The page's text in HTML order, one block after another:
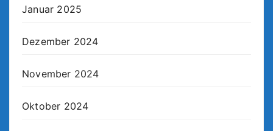
Januar 2025
Dezember 2024
November 2024
Oktober 2024